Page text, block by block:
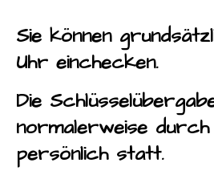
Sie können
Uhr einchecken.
Die
normalerweise durch
persönlich statt.